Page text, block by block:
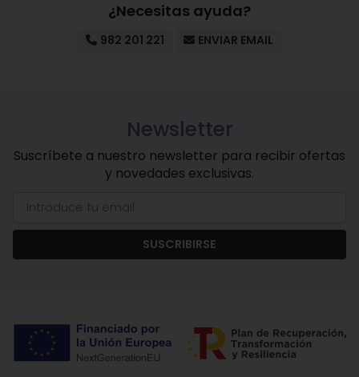
¿Necesitas ayuda?
982 201 221 ENVIAR EMAIL
Newsletter
Suscríbete a nuestro newsletter para recibir ofertas
y novedades exclusivas.
SUSCRIBIRSE